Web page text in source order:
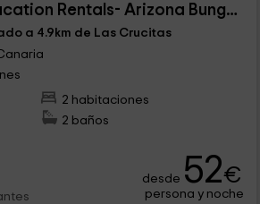
Lightbooking Vacation Rentals- Arizona Bungalow
a 4.9km de Las Crucitas
2 habitaciones
2 baños
desde 52€
persona y noche